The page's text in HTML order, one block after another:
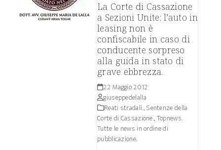
La Corte di Cassazione
a Sezioni Unite: l’auto in
leasing non è
confiscabile in caso di
conducente sorpreso
alla guida in stato di
grave ebbrezza.
22 Maggio 2012
giuseppedelalla
Reati stradali.,Sentenze della
Corte di Cassazione.,Topnews.
Tutte le news in ordine di
pubblicazione.